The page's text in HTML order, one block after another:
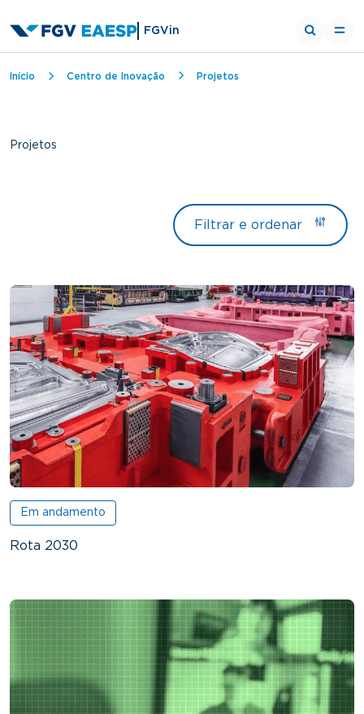
FGVin
Trilha de navegação
Início Centro de Inovação Projetos
Projetos
Filtrar e ordenar
Em andamento
Rota 2030